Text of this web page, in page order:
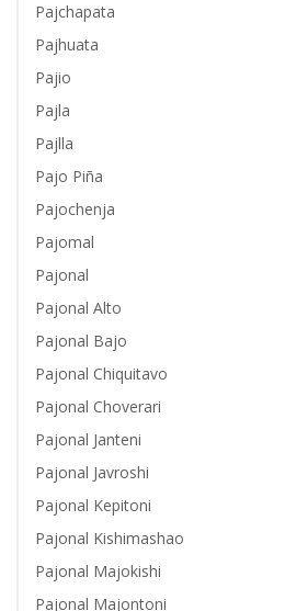
Pajchapata
Pajhuata
Pajio
Pajla
Pajlla
Pajo Piña
Pajochenja
Pajomal
Pajonal
Pajonal Alto
Pajonal Bajo
Pajonal Chiquitavo
Pajonal Choverari
Pajonal Janteni
Pajonal Javroshi
Pajonal Kepitoni
Pajonal Kishimashao
Pajonal Majokishi
Pajonal Majontoni